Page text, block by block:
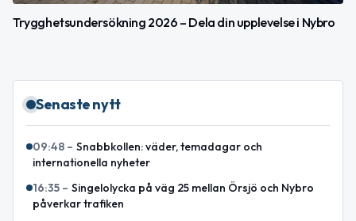
Trygghetsundersökning 2026 – Dela din upplevelse i Nybro
Senaste nytt
09:48 – Snabbkollen: väder, temadagar och
internationella nyheter
16:35 – Singelolycka på väg 25 mellan Örsjö och Nybro
påverkar trafiken